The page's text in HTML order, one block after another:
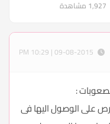
:
على الوصول اليها فى